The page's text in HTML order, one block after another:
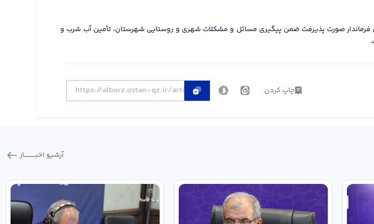
فرماندار صورت پذیرفت ضمن پیگیری مسائل و مشکلات شهری و روستایی شهرستان، تأمین آب شرب و
چاپ کردن
آرشیو اخبـــــــــــار